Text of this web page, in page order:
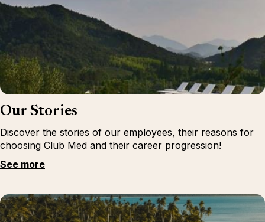
Our Stories
Discover the stories of our employees, their reasons for
choosing Club Med and their career progression!
See more